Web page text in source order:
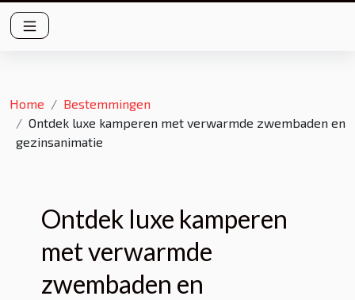
Home
Bestemmingen
Ontdek luxe kamperen met verwarmde zwembaden en
gezinsanimatie
Ontdek luxe kamperen
met verwarmde
zwembaden en